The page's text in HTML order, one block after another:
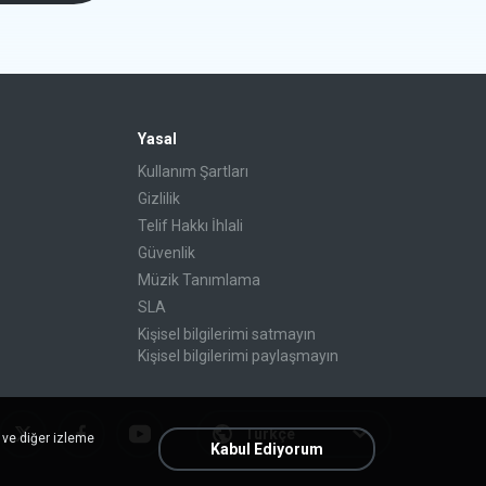
Yasal
Kullanım Şartları
Gizlilik
Telif Hakkı İhlali
Güvenlik
Müzik Tanımlama
SLA
Kişisel bilgilerimi satmayın
Kişisel bilgilerimi paylaşmayın
Türkçe
diğer izleme
Kabul Ediyorum